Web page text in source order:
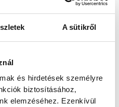
A sütikről
és hirdetések személyre
biztosításához,
elemzéséhez. Ezenkívül
PICK SZEGED
MÁJUS 29. 19:00